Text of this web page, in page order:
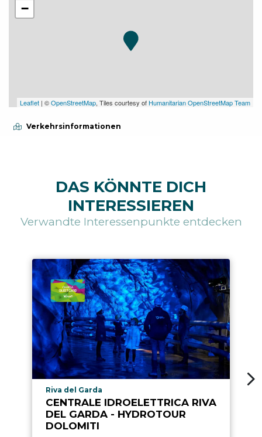
−
Leaflet | ©OpenStreetMap, Tiles courtesy of Humanitarian OpenStreetMap Team
Verkehrsinformationen
DAS KÖNNTE DICH
INTERESSIEREN
Verwandte Interessenpunkte entdecken
aria.poi_location_prefix
Riva del Garda
CENTRALE IDROELETTRICA RIVA
DEL GARDA - HYDROTOUR
DOLOMITI